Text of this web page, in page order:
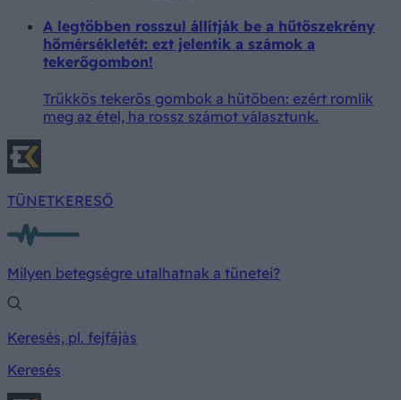
A legtöbben rosszul állítják be a hűtőszekrény
hőmérsékletét: ezt jelentik a számok a
tekerőgombon!
Trükkös tekerős gombok a hűtőben: ezért romlik
meg az étel, ha rossz számot választunk.
TÜNETKERESŐ
Milyen betegségre utalhatnak a tünetei?
Keresés, pl. fejfájás
Keresés